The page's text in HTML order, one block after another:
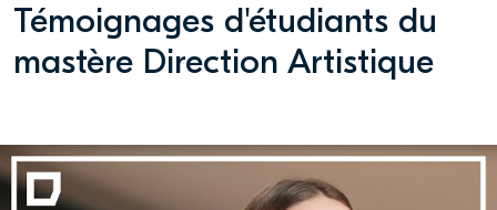
Témoignages d'étudiants du
mastère Direction Artistique
Justine, étudiante en Mastère